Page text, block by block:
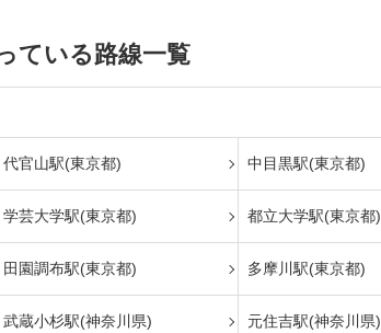
ている路線一覧
代官山駅(東京都) 中目黒駅(東京都)
学芸大学駅(東京都) 都立大学駅(東京都)
田園調布駅(東京都) 多摩川駅(東京都)
武蔵小杉駅(神奈川県) 元住吉駅(神奈川県)